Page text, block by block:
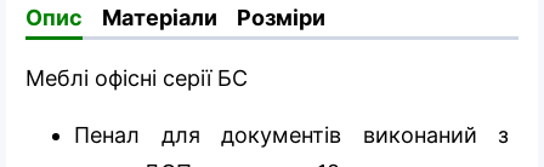
Опис Матеріали Розміри
Меблі офісні серії БС
Пенал для документів виконаний з